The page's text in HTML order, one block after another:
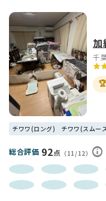
加
千
🏆
チワワ(ロング) チワワ(スムー
総合評価 92点 （11/12）